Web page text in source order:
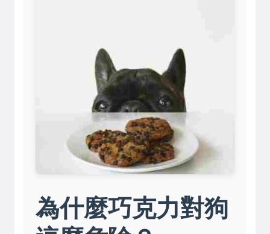
為什麼巧克力對狗